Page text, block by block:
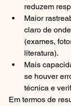
reduzem
Maior
claro de
(exames,
literatura).
Mais
se houver
técnica e
Em termos de